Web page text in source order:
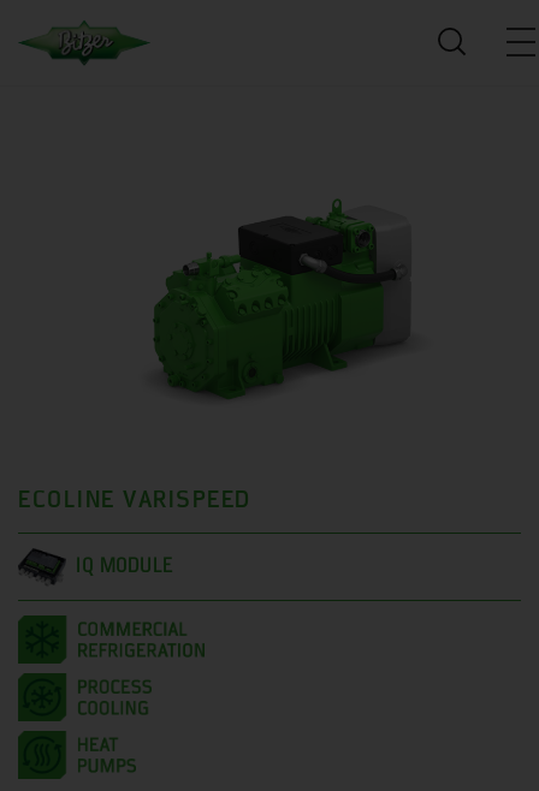
ECOLINE VARISPEED
IQ MODULE